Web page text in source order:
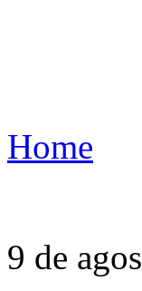
Home
9 de